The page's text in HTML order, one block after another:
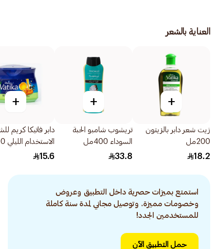
العناية بالشعر
+
زيت شعر دابر بالزيتون
200مل
18.2
+
تريشوب شامبو الحبة
السوداء 400مل
33.8
+
دابر فاتيكا كريم
الاستخدام الليلي 140مل
15.6
استمتع بميزات حصرية داخل التطبيق وعروض
وخصومات مميزة. وتوصيل مجاني لمدة سنة كاملة
للمستخدمين الجدد!
حمل التطبيق الآن